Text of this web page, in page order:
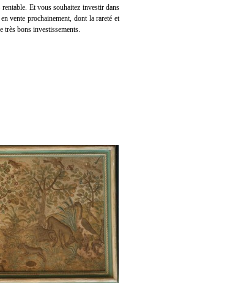
Et vous souhaitez investir dans
vente prochainement, dont la rareté et
très bons investissements.